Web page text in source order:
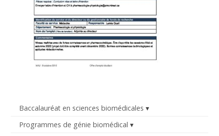
Baccalauréat en sciences biomédicales
Programmes de génie biomédical